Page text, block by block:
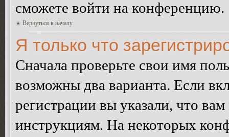
сможете войти на конференцию.
Вернуться к началу
Я только что
Сначала проверьте свои имя
возможны два варианта. Если
регистрации вы указали, что
инструкциям. На некоторых